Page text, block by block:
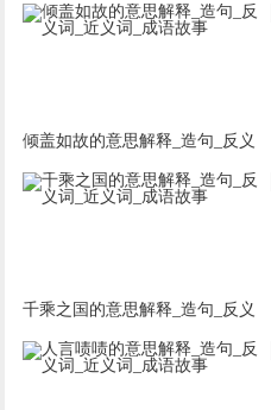
词_近义词_成语故事
倾盖如故的意思解释_造句_反义
词_近义词_成语故事
千乘之国的意思解释_造句_反义
词_近义词_成语故事